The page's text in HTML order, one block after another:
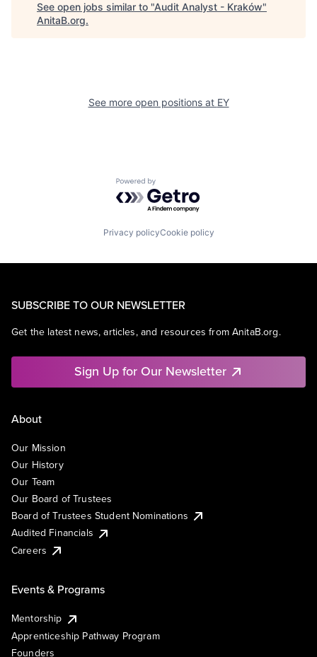
See open jobs similar to "Audit Analyst - Kraków"
AnitaB.org.
See more open positions at EY
Powered by Getro.com
Privacy policyCookie policy
SUBSCRIBE TO OUR NEWSLETTER
Get the latest news, articles, and resources from AnitaB.org.
Sign Up for Our Newsletter
About
Our Mission
Our History
Our Team
Our Board of Trustees
Board of Trustees Student Nominations
Audited Financials
Careers
Events & Programs
Mentorship
Apprenticeship Pathway Program
Founders